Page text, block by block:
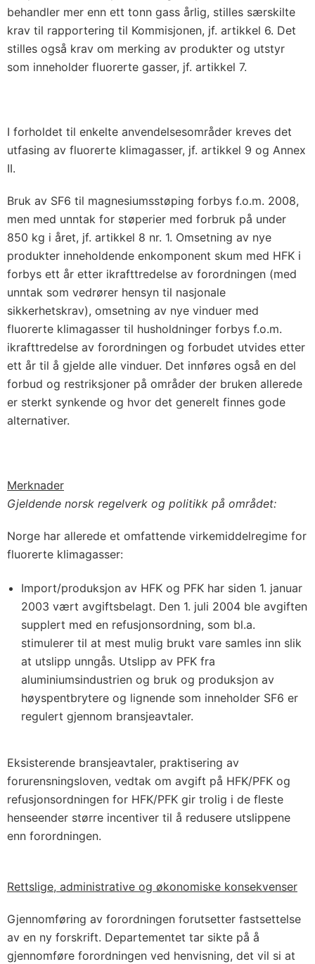
behandler mer enn ett tonn gass årlig, stilles særskilte
krav til rapportering til Kommisjonen, jf. artikkel 6. Det
stilles også krav om merking av produkter og utstyr
som inneholder fluorerte gasser, jf. artikkel 7.
I forholdet til enkelte anvendelsesområder kreves det
utfasing av fluorerte klimagasser, jf. artikkel 9 og Annex
II.
Bruk av SF6 til magnesiumsstøping forbys f.o.m. 2008,
men med unntak for støperier med forbruk på under
850 kg i året, jf. artikkel 8 nr. 1. Omsetning av nye
produkter inneholdende enkomponent skum med HFK i
forbys ett år etter ikrafttredelse av forordningen (med
unntak som vedrører hensyn til nasjonale
sikkerhetskrav), omsetning av nye vinduer med
fluorerte klimagasser til husholdninger forbys f.o.m.
ikrafttredelse av forordningen og forbudet utvides etter
ett år til å gjelde alle vinduer. Det innføres også en del
forbud og restriksjoner på områder der bruken allerede
er sterkt synkende og hvor det generelt finnes gode
alternativer.
Merknader
Gjeldende norsk regelverk og politikk på området:
Norge har allerede et omfattende virkemiddelregime for
fluorerte klimagasser:
Import/produksjon av HFK og PFK har siden 1. januar
2003 vært avgiftsbelagt. Den 1. juli 2004 ble avgiften
supplert med en refusjonsordning, som bl.a.
stimulerer til at mest mulig brukt vare samles inn slik
at utslipp unngås. Utslipp av PFK fra
aluminiumsindustrien og bruk og produksjon av
høyspentbrytere og lignende som inneholder SF6 er
regulert gjennom bransjeavtaler.
Eksisterende bransjeavtaler, praktisering av
forurensningsloven, vedtak om avgift på HFK/PFK og
refusjonsordningen for HFK/PFK gir trolig i de fleste
henseender større incentiver til å redusere utslippene
enn forordningen.
Rettslige, administrative og økonomiske konsekvenser
Gjennomføring av forordningen forutsetter fastsettelse
av en ny forskrift. Departementet tar sikte på å
gjennomføre forordningen ved henvisning, det vil si at